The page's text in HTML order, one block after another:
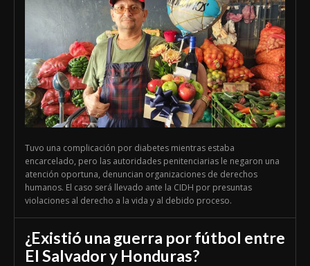
Tuvo una complicación por diabetes mientras estaba
encarcelado, pero las autoridades penitenciarias le negaron una
atención oportuna, denuncian organizaciones de derechos
humanos. El caso será llevado ante la CIDH por presuntas
violaciones al derecho a la vida y al debido proceso.
¿Existió una guerra por fútbol entre
El Salvador y Honduras?